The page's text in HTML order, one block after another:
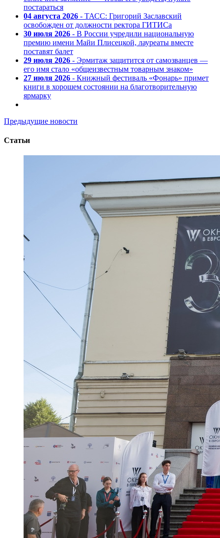
постараться
04 августа 2026 - ТАСС: Григорий Заславский
освобожден от должности ректора ГИТИСа
30 июля 2026 - В России учредили национальную
премию имени Майи Плисецкой, лауреаты вместе
поставят балет
29 июля 2026 - Эрмитаж защитится от самозванцев —
его имя стало «общеизвестным товарным знаком»
27 июля 2026 - Книжный фестиваль «Фонарь» примет
книги в хорошем состоянии на благотворительную
ярмарку
Предыдущие новости
Статьи